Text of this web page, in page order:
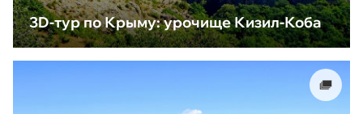
3D-тур по Крыму: урочище Кизил-Коба